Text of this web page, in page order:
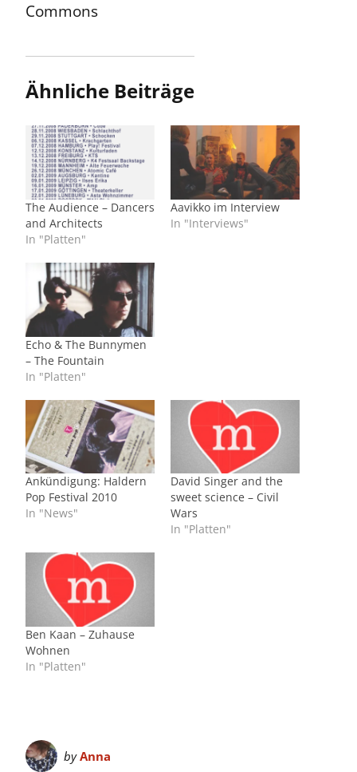
Commons
Ähnliche Beiträge
The Audience – Dancers
and Architects
In "Platten"
Aavikko im Interview
In "Interviews"
Echo & The Bunnymen
– The Fountain
In "Platten"
Ankündigung: Haldern
Pop Festival 2010
In "News"
David Singer and the
sweet science – Civil
Wars
In "Platten"
Ben Kaan – Zuhause
Wohnen
In "Platten"
byAnna